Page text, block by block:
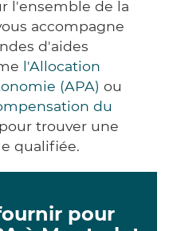
l'ensemble de la
accompagne
d'aides
l'Allocation
(APA) ou
du
trouver une
qualifiée.
pour